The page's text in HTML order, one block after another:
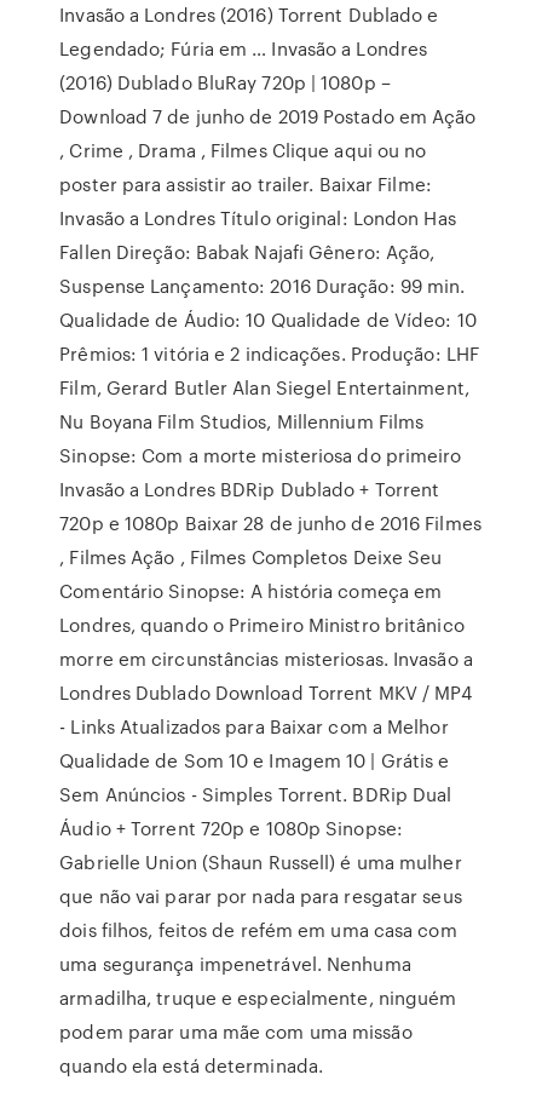
Invasão a Londres (2016) Torrent Dublado e
Legendado; Fúria em … Invasão a Londres
(2016) Dublado BluRay 720p | 1080p –
Download 7 de junho de 2019 Postado em Ação
, Crime , Drama , Filmes Clique aqui ou no
poster para assistir ao trailer. Baixar Filme:
Invasão a Londres Título original: London Has
Fallen Direção: Babak Najafi Gênero: Ação,
Suspense Lançamento: 2016 Duração: 99 min.
Qualidade de Áudio: 10 Qualidade de Vídeo: 10
Prêmios: 1 vitória e 2 indicações. Produção: LHF
Film, Gerard Butler Alan Siegel Entertainment,
Nu Boyana Film Studios, Millennium Films
Sinopse: Com a morte misteriosa do primeiro
Invasão a Londres BDRip Dublado + Torrent
720p e 1080p Baixar 28 de junho de 2016 Filmes
, Filmes Ação , Filmes Completos Deixe Seu
Comentário Sinopse: A história começa em
Londres, quando o Primeiro Ministro britânico
morre em circunstâncias misteriosas. Invasão a
Londres Dublado Download Torrent MKV / MP4
- Links Atualizados para Baixar com a Melhor
Qualidade de Som 10 e Imagem 10 | Grátis e
Sem Anúncios - Simples Torrent. BDRip Dual
Áudio + Torrent 720p e 1080p Sinopse:
Gabrielle Union (Shaun Russell) é uma mulher
que não vai parar por nada para resgatar seus
dois filhos, feitos de refém em uma casa com
uma segurança impenetrável. Nenhuma
armadilha, truque e especialmente, ninguém
podem parar uma mãe com uma missão
quando ela está determinada.